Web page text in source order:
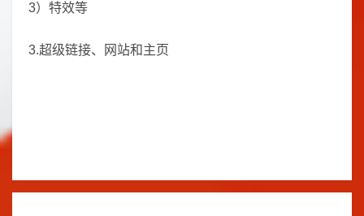
3）特效等
3.超级链接、网站和主页